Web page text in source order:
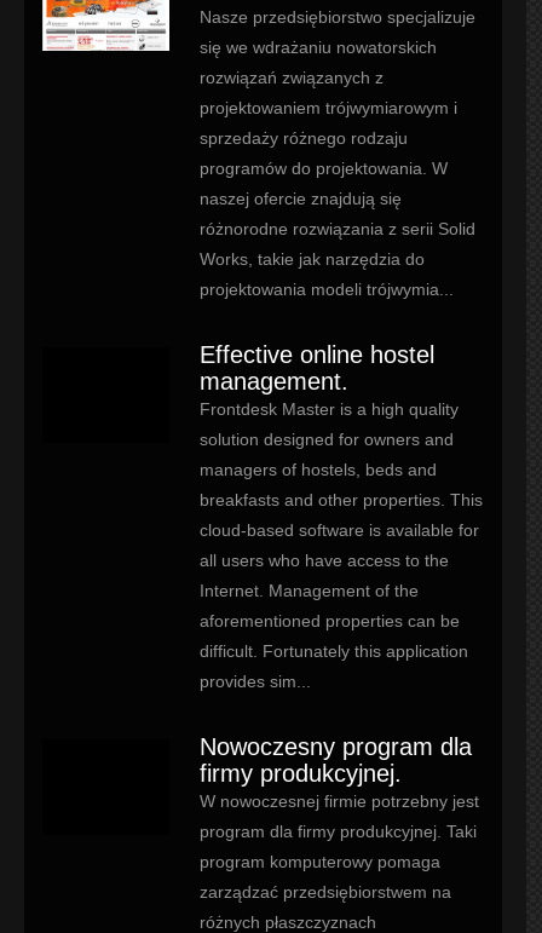
Nasze przedsiębiorstwo specjalizuje
się we wdrażaniu nowatorskich
rozwiązań związanych z
projektowaniem trójwymiarowym i
sprzedaży różnego rodzaju
programów do projektowania. W
naszej ofercie znajdują się
różnorodne rozwiązania z serii Solid
Works, takie jak narzędzia do
projektowania modeli trójwymia...
Effective online hostel
management.
Frontdesk Master is a high quality
solution designed for owners and
managers of hostels, beds and
breakfasts and other properties. This
cloud-based software is available for
all users who have access to the
Internet. Management of the
aforementioned properties can be
difficult. Fortunately this application
provides sim...
Nowoczesny program dla
firmy produkcyjnej.
W nowoczesnej firmie potrzebny jest
program dla firmy produkcyjnej. Taki
program komputerowy pomaga
zarządzać przedsiębiorstwem na
różnych płaszczyznach